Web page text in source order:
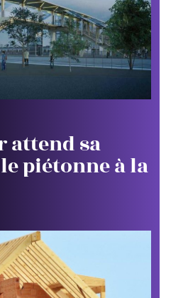
attend sa
piétonne à la